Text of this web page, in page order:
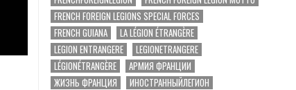
FRENCH FOREIGN LEGIONS SPECIAL FORCES
FRENCH GUIANA
LA LÉGION ÉTRANGÈRE
LEGION ENTRANGERE
LEGIONETRANGERE
LÉGIONÉTRANGÈRE
АРМИЯ ФРАНЦИИ
ЖИЗНЬ ФРАНЦИЯ
ИНОСТРАННЫЙЛЕГИОН